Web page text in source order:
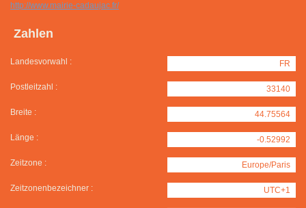
http://www.mairie-cadaujac.fr/
Zahlen
Landesvorwahl : FR
Postleitzahl : 33140
Breite : 44.75564
Länge : -0.52992
Zeitzone : Europe/Paris
Zeitzonenbezeichner : UTC+1